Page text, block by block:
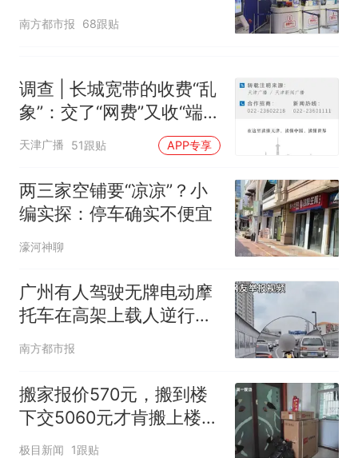
南方都市报 68跟贴
调查 | 长城宽带的收费“乱
象”：交了“网费”又收“端口
费”，退费没着落，使用期
可延长到2037年
天津广播 51跟贴 APP专享
两三家空铺要“凉凉”？小
编实探：停车确实不便宜
濠河神聊
广州有人驾驶无牌电动摩
托车在高架上载人逆行！
被罚款拘留
南方都市报
搬家报价570元，搬到楼
下交5060元才肯搬上楼！
女子傻眼了
极目新闻 1跟贴